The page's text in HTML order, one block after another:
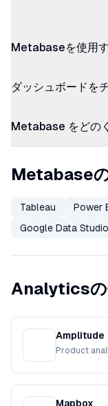
Metabaseを使用
ダッシュボードを
Metabase をどの
Metabase
Tableau Power
Google Data Studio
Analyticsの
Amplitude
Product
Mapbox